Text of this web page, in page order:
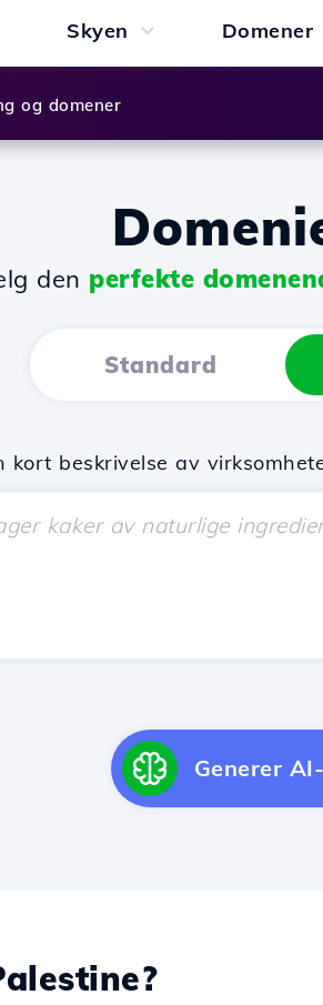
Skyen Domener
og domener
den perfekte
Standard
beskrivelse av
Generer